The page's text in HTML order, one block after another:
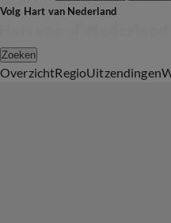
Volg Hart van Nederland
Zoeken
OverzichtRegioUitzendingen